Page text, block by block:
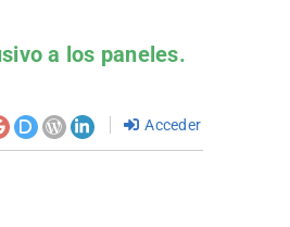
a los paneles.
Acceder